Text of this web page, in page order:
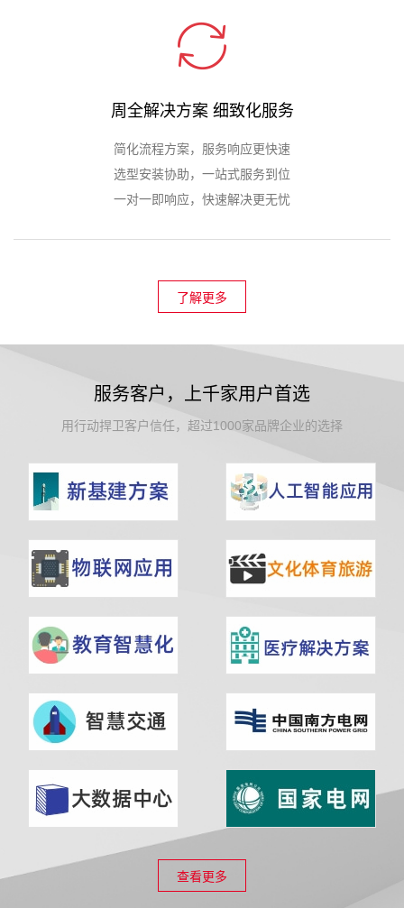
周全解决方案 细致化服务
简化流程方案，服务响应更快速
选型安装协助，一站式服务到位
一对一即响应，快速解决更无忧
了解更多
服务客户，上千家用户首选
用行动捍卫客户信任，超过1000家品牌企业的选择
查看更多